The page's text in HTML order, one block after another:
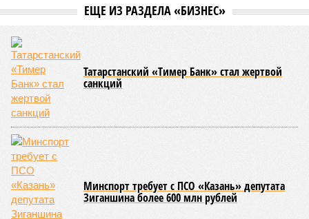
ЕЩЕ ИЗ РАЗДЕЛА «БИЗНЕС»
Татарстанский «Тимер Банк» стал жертвой
санкций
Минспорт требует с ПСО «Казань» депутата
Зиганшина более 600 млн рублей